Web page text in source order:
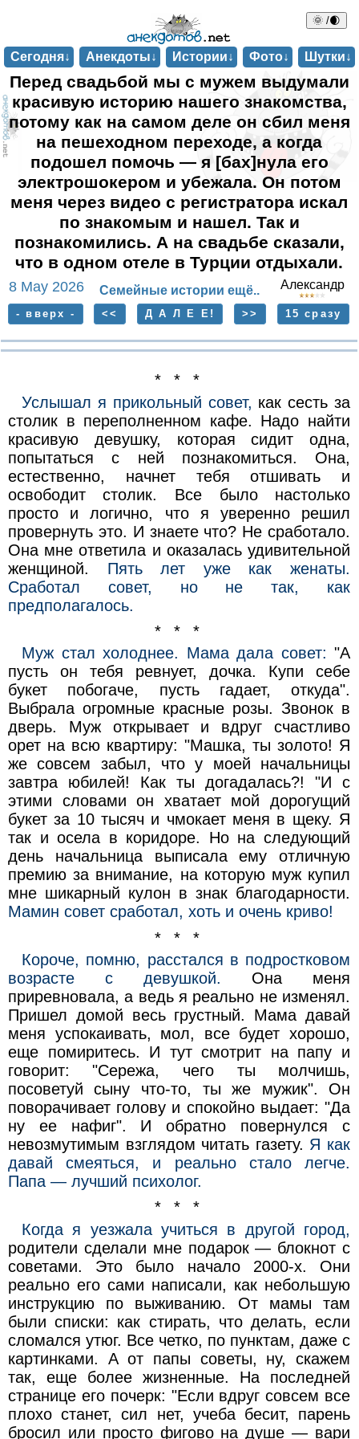
🌞 /🌒
Сегодня↓ Анекдоты↓ Истории↓ Фото↓ Шутки↓
Перед свадьбой мы с мужем выдумали
красивую историю нашего знакомства,
потому как на самом деле он сбил меня
на пешеходном переходе, а когда
подошел помочь — я [бах]нула его
электрошокером и убежала. Он потом
меня через видео с регистратора искал
по знакомым и нашел. Так и
познакомились. А на свадьбе сказали,
что в одном отеле в Турции отдыхали.
8 May 2026 Семейные истории ещё.. Александр
- вверх - << Д А Л Е Е! >> 15 сразу
* * *
Услышал я прикольный совет, как сесть за
столик в переполненном кафе. Надо найти
красивую девушку, которая сидит одна,
попытаться с ней познакомиться. Она,
естественно, начнет тебя отшивать и
освободит столик. Все было настолько
просто и логично, что я уверенно решил
провернуть это. И знаете что? Не сработало.
Она мне ответила и оказалась удивительной
женщиной. Пять лет уже как женаты.
Сработал совет, но не так, как
предполагалось.
* * *
Муж стал холоднее. Мама дала совет: "А
пусть он тебя ревнует, дочка. Купи себе
букет побогаче, пусть гадает, откуда".
Выбрала огромные красные розы. Звонок в
дверь. Муж открывает и вдруг счастливо
орет на всю квартиру: "Машка, ты золото! Я
же совсем забыл, что у моей начальницы
завтра юбилей! Как ты догадалась?! "И с
этими словами он хватает мой дорогущий
букет за 10 тысяч и чмокает меня в щеку. Я
так и осела в коридоре. Но на следующий
день начальница выписала ему отличную
премию за внимание, на которую муж купил
мне шикарный кулон в знак благодарности.
Мамин совет сработал, хоть и очень криво!
* * *
Короче, помню, расстался в подростковом
возрасте с девушкой. Она меня
приревновала, а ведь я реально не изменял.
Пришел домой весь грустный. Мама давай
меня успокаивать, мол, все будет хорошо,
еще помиритесь. И тут смотрит на папу и
говорит: "Сережа, чего ты молчишь,
посоветуй сыну что-то, ты же мужик". Он
поворачивает голову и спокойно выдает: "Да
ну ее нафиг". И обратно повернулся с
невозмутимым взглядом читать газету. Я как
давай смеяться, и реально стало легче.
Папа — лучший психолог.
* * *
Когда я уезжала учиться в другой город,
родители сделали мне подарок — блокнот с
советами. Это было начало 2000-х. Они
реально его сами написали, как небольшую
инструкцию по выживанию. От мамы там
были списки: как стирать, что делать, если
сломался утюг. Все четко, по пунктам, даже с
картинками. А от папы советы, ну, скажем
так, еще более жизненные. На последней
странице его почерк: "Если вдруг совсем все
плохо станет, сил нет, учеба бесит, парень
бросил или просто фигово на душе — вари